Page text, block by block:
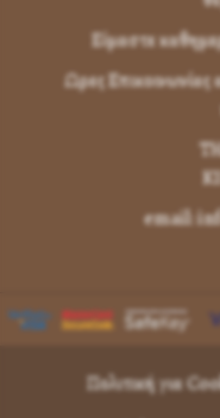
Είμαστε
Ωρες Επικοινωνίας
email:
Πολιτική για